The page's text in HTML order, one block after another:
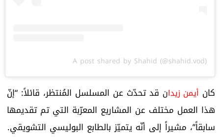
A post shared by Shahid (@shahid.vod)
كان أيمن زيدان قد تحدّث عن المسلسل المُنتظر، قائلاً: “إنّ
هذا العمل مختلف عن المشاريع المعرّبة التي تم تقديمها
سابقاً”، مشيراً إلى أنّه يتميّز بالطابع البوليسي التشويقي.